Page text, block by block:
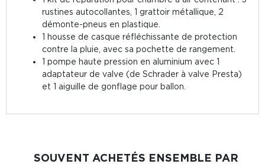
rustines autocollantes, 1 grattoir métallique, 2
démonte-pneus en plastique.
1 housse de casque réfléchissante de protection
contre la pluie, avec sa pochette de rangement.
1 pompe haute pression en aluminium avec 1
adaptateur de valve (de Schrader à valve Presta)
et 1 aiguille de gonflage pour ballon.
SOUVENT ACHETÉS ENSEMBLE PAR